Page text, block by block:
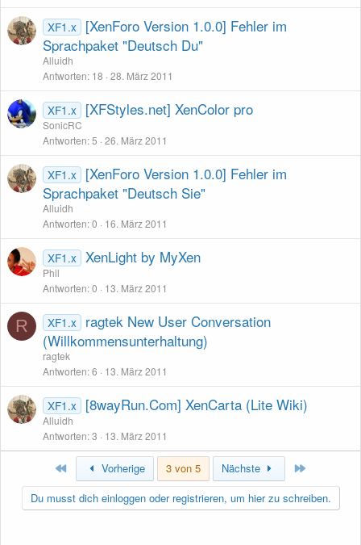
XF1.x
[XenForo Version 1.0.0] Fehler im
Sprachpaket "Deutsch Du"
Alluidh
Antworten 18 28. März 2011
XF1.x [XFStyles.net] XenColor pro
SonicRC
Antworten 5 26. März 2011
XF1.x
[XenForo Version 1.0.0] Fehler im
Sprachpaket "Deutsch Sie"
Alluidh
Antworten 0 16. März 2011
XF1.x XenLight by MyXen
Phil
Antworten 0 13. März 2011
R XF1.x
ragtek New User Conversation
(Willkommensunterhaltung)
ragtek
Antworten 6 13. März 2011
XF1.x [8wayRun.Com] XenCarta (Lite Wiki)
Alluidh
Antworten 3 13. März 2011
Erste Vorherige 3 von 5 Nächste
Du musst dich einloggen oder registrieren, um hier zu schreiben.